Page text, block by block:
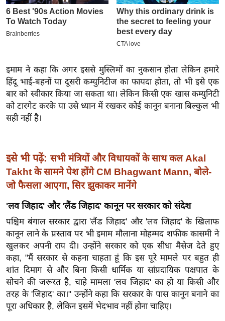
प
र
मि
बे
मि
सा
ख्सि
य
त
ग
इं
डि
या
सा
हि
त्य
ज
इमाम ने कहा कि अगर इससे मुस्लिमों का नुकसान होता लेकिन हमारे
हिंदू भाई-बहनों या दूसरी कम्युनिटीज का फायदा होता, तो भी इसे एक
बार को स्वीकार किया जा सकता था। लेकिन किसी एक खास कम्युनिटी
को टारगेट करके या उसे ध्यान में रखकर कोई कानून बनाना बिल्कुल भी
सही नहीं है।
इसे भी पढ़ें: सभी मंत्रियों और विधायकों के साथ कल Akal
Takht के सामने पेश होंगे CM Bhagwant Mann, बोले-
जो फैसला आएगा, सिर झुकाकर मानेंगे
'लव जिहाद' और 'लैंड जिहाद' कानून पर सरकार को संदेश
पश्चिम बंगाल सरकार द्वारा 'लैंड जिहाद' और 'लव जिहाद' के खिलाफ
कानून लाने के प्रस्ताव पर भी इमाम मौलाना मोहम्मद शफीक कासमी ने
खुलकर अपनी राय दी। उन्होंने सरकार को एक सीधा मैसेज देते हुए
कहा, "मैं सरकार से कहना चाहता हूं कि इस पूरे मामले पर बहुत ही
शांत दिमाग से और बिना किसी धार्मिक या सांप्रदायिक पक्षपात के
सोचने की जरूरत है, चाहे मामला 'लव जिहाद' का हो या किसी और
तरह के 'जिहाद' का।" उन्होंने कहा कि सरकार के पास कानून बनाने का
पूरा अधिकार है, लेकिन इसमें भेदभाव नहीं होना चाहिए।